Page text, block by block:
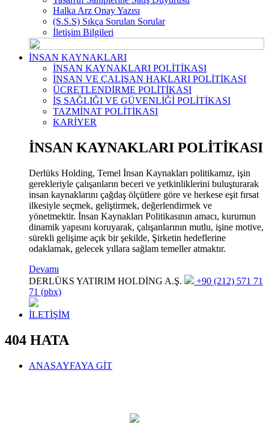
Halka Arz Onay Yazısı
(S.S.S) Sıkça Sorulan Sorular
İletişim Bilgileri
İNSAN KAYNAKLARI
İNSAN KAYNAKLARI POLİTİKASI
İNSAN VE ÇALIŞAN HAKLARI POLİTİKASI
ÜCRETLENDİRME POLİTİKASI
İŞ SAĞLIĞI VE GÜVENLİĞİ POLİTİKASI
TAZMİNAT POLİTİKASI
KARİYER
İNSAN KAYNAKLARI POLİTİKASI
Derlüks Holding, Temel İnsan Kaynakları politikamız, işin
gerekleriyle çalışanların beceri ve yetkinliklerini buluşturarak
insan kaynaklarını çağdaş ölçütlere göre ve herkese eşit fırsat
ilkesiyle seçmek, geliştirmek, değerlendirmek ve
yönetmektir. İnsan Kaynakları Politikasının amacı, kurumun
dinamik yapısını koruyarak, çalışanlarının mutlu, işine motive,
sürekli gelişime açık bir şekilde, Şirketin hedeflerine
odaklamak, gelecek yıllara sağlam temeller atmaktır.
Devamı
DERLÜKS YATIRIM HOLDİNG A.Ş.
+90 (212) 571 71
71 (pbx)
İLETİŞİM
404 HATA
ANASAYFAYA GİT